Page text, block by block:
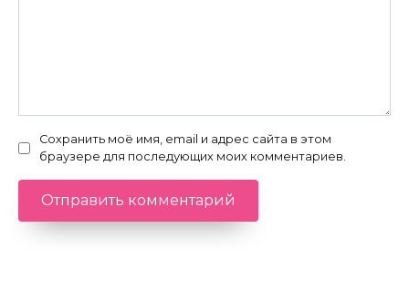
Сохранить моё имя, email и адрес сайта в этом
браузере для последующих моих комментариев.